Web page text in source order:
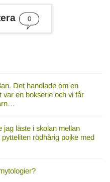
0
Det handlade om en
en bokserie och vi får
jag läste i skolan mellan
rödhårig pojke med